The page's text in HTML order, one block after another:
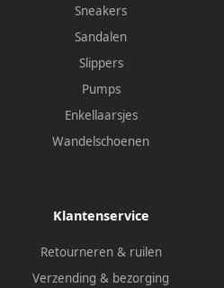
Sneakers
Sandalen
Slippers
Pumps
Enkellaarsjes
Wandelschoenen
Klantenservice
Retourneren & ruilen
Verzending & bezorging